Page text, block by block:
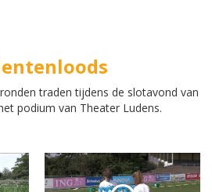
traden tijdens de slotavond van
podium van Theater Ludens.